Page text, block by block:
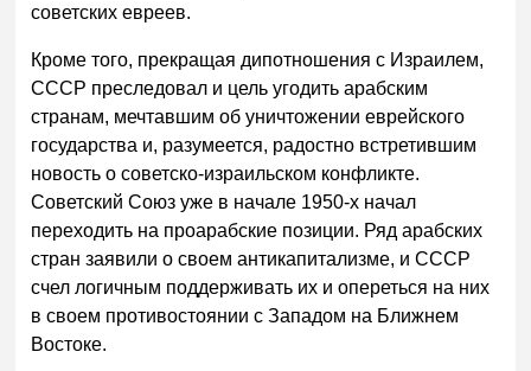
советских евреев.
Кроме того, прекращая дипотношения с Израилем,
СССР преследовал и цель угодить арабским
странам, мечтавшим об уничтожении еврейского
государства и, разумеется, радостно встретившим
новость о советско-израильском конфликте.
Советский Союз уже в начале 1950-х начал
переходить на проарабские позиции. Ряд арабских
стран заявили о своем антикапитализме, и СССР
счел логичным поддерживать их и опереться на них
в своем противостоянии с Западом на Ближнем
Востоке.